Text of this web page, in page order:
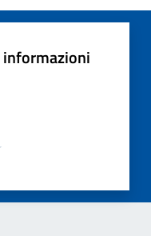
informazioni